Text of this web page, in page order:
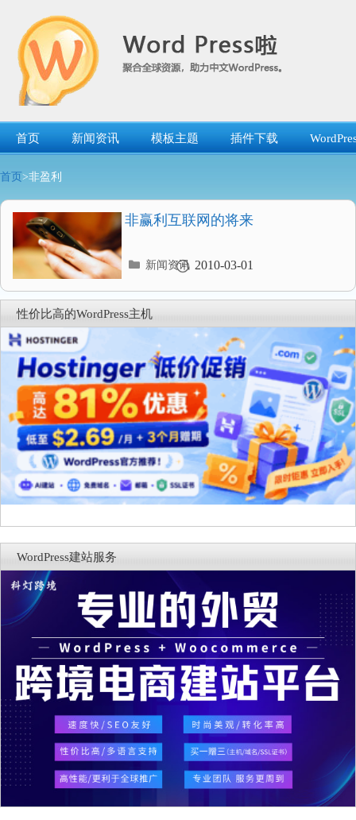
首页 新闻资讯 模板主题 插件下载
首页 >非盈利
非赢利互联网的将来
2010-03-01
分
录
新闻资讯
性价比高的WordPress主机
WordPress建站服务